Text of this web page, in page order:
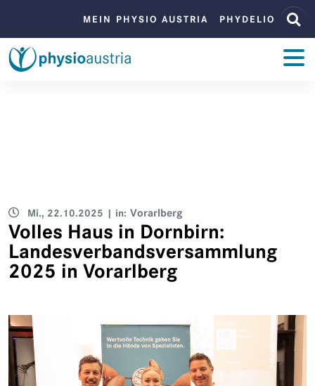
Zum Inhalt
Zur Navigation
MEIN PHYSIO AUSTRIA
PHYDELIO
ZUM INHALT
Mi., 22.10.2025 | in: Vorarlberg
Volles Haus in Dornbirn:
Landesverbandsversammlung
2025 in Vorarlberg